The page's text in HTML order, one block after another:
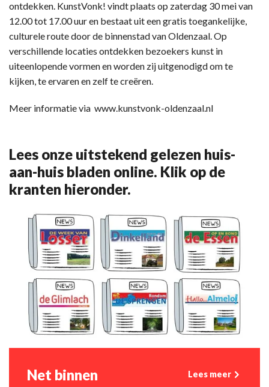
ontdekken. KunstVonk! vindt plaats op zaterdag 30 mei van
12.00 tot 17.00 uur en bestaat uit een gratis toegankelijke,
culturele route door de binnenstad van Oldenzaal. Op
verschillende locaties ontdekken bezoekers kunst in
uiteenlopende vormen en worden zij uitgenodigd om te
kijken, te ervaren en zelf te creëren.
Meer informatie via www.kunstvonk-oldenzaal.nl
Lees onze uitstekend gelezen huis-
aan-huis bladen online. Klik op de
kranten hieronder.
Net binnen Lees meer